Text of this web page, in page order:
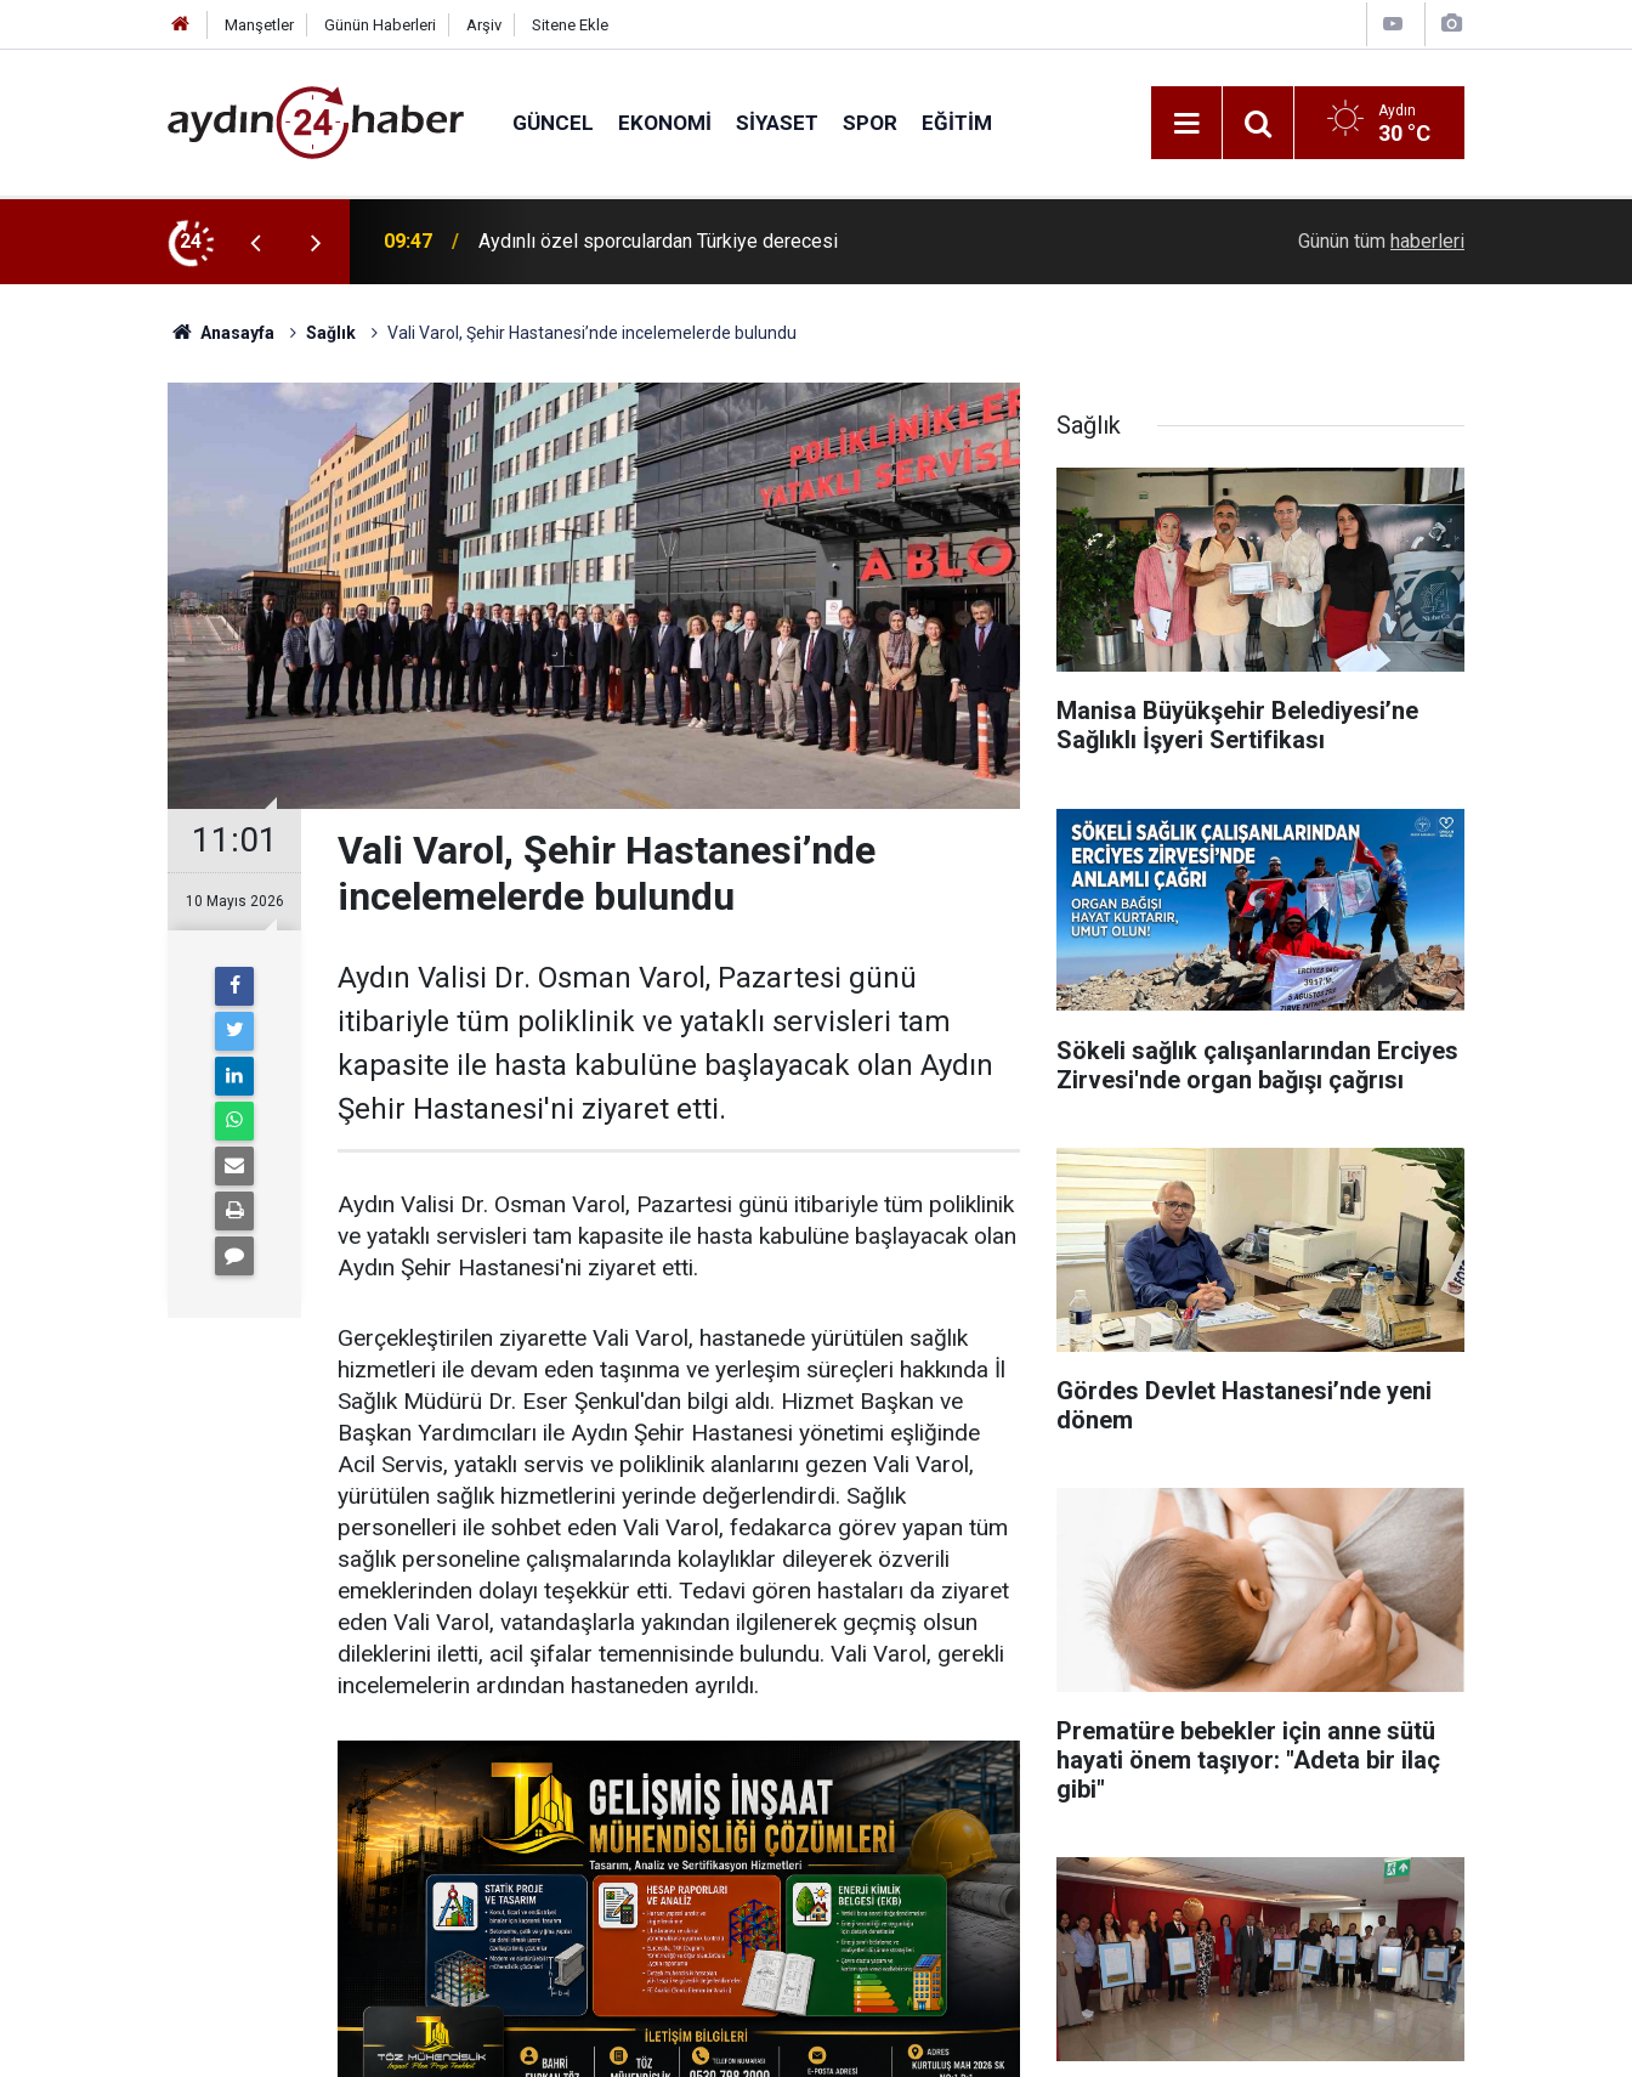
Manşetler Günün Haberleri Arşiv Sitene Ekle
GÜNCEL EKONOMI SIYASET SPOR EĞITIM Aydın
30 °C
24 09:38 Bozdoğanlı incir üreticilerine ’kalite’ eğitimi Mutfak tüpü ve taşınma destekleri hesaplara
Günün tüm haberleri
Anasayfa Sağlık Vali Varol, Şehir Hastanesi’nde incelemelerde bulundu
11:01
10 Mayıs 2026
Vali Varol, Şehir Hastanesi’nde
incelemelerde bulundu
Aydın Valisi Dr. Osman Varol, Pazartesi günü
itibariyle tüm poliklinik ve yataklı servisleri tam
kapasite ile hasta kabulüne başlayacak olan Aydın
Şehir Hastanesi'ni ziyaret etti.
Aydın Valisi Dr. Osman Varol, Pazartesi günü itibariyle tüm poliklinik
ve yataklı servisleri tam kapasite ile hasta kabulüne başlayacak olan
Aydın Şehir Hastanesi'ni ziyaret etti.
Gerçekleştirilen ziyarette Vali Varol, hastanede yürütülen sağlık
hizmetleri ile devam eden taşınma ve yerleşim süreçleri hakkında İl
Sağlık Müdürü Dr. Eser Şenkul'dan bilgi aldı. Hizmet Başkan ve
Başkan Yardımcıları ile Aydın Şehir Hastanesi yönetimi eşliğinde
Acil Servis, yataklı servis ve poliklinik alanlarını gezen Vali Varol,
yürütülen sağlık hizmetlerini yerinde değerlendirdi. Sağlık
personelleri ile sohbet eden Vali Varol, fedakarca görev yapan tüm
sağlık personeline çalışmalarında kolaylıklar dileyerek özverili
emeklerinden dolayı teşekkür etti. Tedavi gören hastaları da ziyaret
eden Vali Varol, vatandaşlarla yakından ilgilenerek geçmiş olsun
dileklerini iletti, acil şifalar temennisinde bulundu. Vali Varol, gerekli
incelemelerin ardından hastaneden ayrıldı.
Sağlık
Manisa Büyükşehir Belediyesi’ne
Sağlıklı İşyeri Sertifikası
Sökeli sağlık çalışanlarından Erciyes
Zirvesi'nde organ bağışı çağrısı
Gördes Devlet Hastanesi’nde yeni
dönem
Prematüre bebekler için anne sütü
hayati önem taşıyor: "Adeta bir ilaç
gibi"